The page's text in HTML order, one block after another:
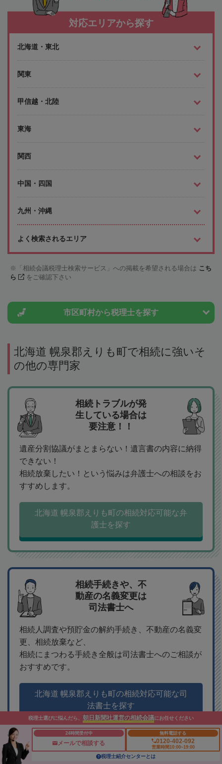
対応エリアから探す
北海道・東北
関東
甲信越・北陸
東海
関西
中国・四国
九州・沖縄
よく検索されるエリア
「相続会議税理士検索サービス」への掲載を希望される場合は こち
ら
をご確認下さい
市区町村から税理士を探す
北海道 幌泉郡えりも町で相続に強いそ
の他の専門家
相続トラブルが発
生している場合は
要注意！！
遺産分割協議がまとまらない！遺言書の内容に納得
できない！
相続放棄したい！という悩みは弁護士への相談をお
すすめします。
北海道 幌泉郡えりも町の相続対応可能な弁
護士を探す
相続手続きや、不
動産の名義変更は
司法書士へ
相続人調査や預貯金の解約手続き、不動産の名義変
更、相続放棄など、
相続にまつわる手続き全般は司法書士へのご相談が
おすすめです。
北海道 幌泉郡えりも町の相続対応可能な司
法書士を探す
税理士選びに悩んだら、 朝日新聞社運営の相続会議にお任せください
24時間受付中
メールで相談する
無料電話する
0120-402-092
営業時間10:00~19:00
税理士紹介センターとは